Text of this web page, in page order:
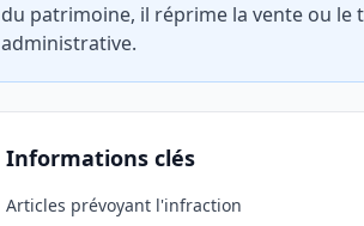
du patrimoine, il réprime la vente ou
administrative.
Informations clés
Articles prévoyant l'infraction